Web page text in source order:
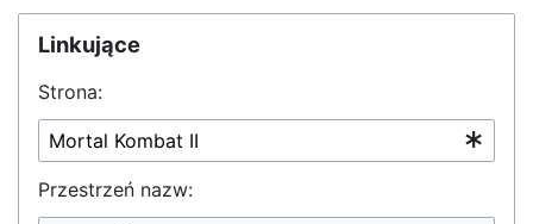
Linkujące
Strona:
Przestrzeń nazw: